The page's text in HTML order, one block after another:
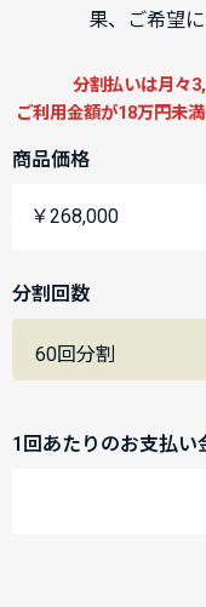
果、ご希望
分割払いは月々
ご利用金額が18万円未
商品価格
￥268,000
分割回数
1回あたりのお支払い